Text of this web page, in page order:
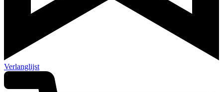
Verlanglijst